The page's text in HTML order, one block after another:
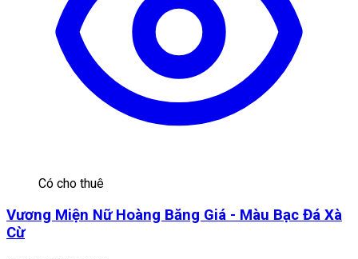
Có cho thuê
Vương Miện Nữ Hoàng Băng Giá - Màu Bạc Đá Xà
Cừ